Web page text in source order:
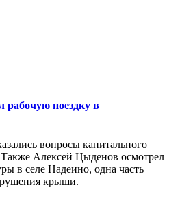
рабочую поездку в
вопросы капитального
Алексей Цыденов осмотрел
в селе Надеино, одна часть
крыши.